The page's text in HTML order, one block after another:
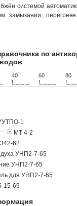
системой
замыкании,
по
...
40
!...................
60
!...................
80
!.............
1
МТ 4-2
62
УНП2-7-65
УНП2-7-65
для УНП2-7-65
15-69